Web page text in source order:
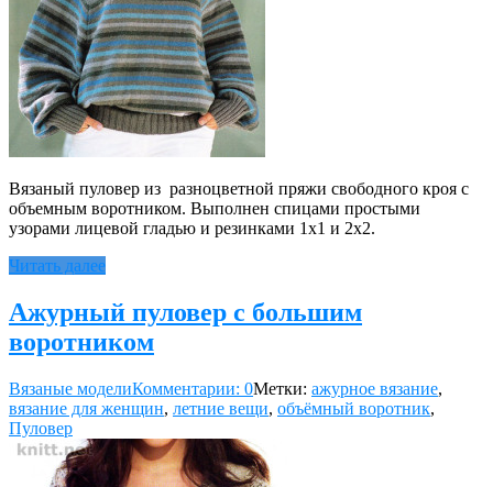
Вязаный пуловер из разноцветной пряжи свободного кроя с
объемным воротником. Выполнен спицами простыми
узорами лицевой гладью и резинками 1х1 и 2х2.
Читать далее
Ажурный пуловер с большим
воротником
Вязаные моделиКомментарии: 0Метки: ажурное вязание,
вязание для женщин, летние вещи, объёмный воротник,
Пуловер